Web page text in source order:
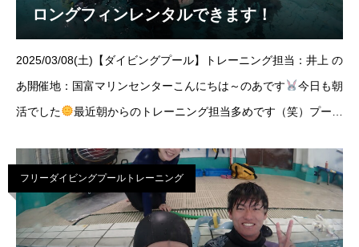
ロングフィンレンタルできます！
2025/03/08(土)【ダイビングプール】トレーニング担当：井上 の
あ開催地：国富マリンセンターこんにちは～のあです
今日も朝
活でした
最近朝からのトレーニング担当多めです（笑）プール
加いただいたメン
フリーダイビングプールトレーニング